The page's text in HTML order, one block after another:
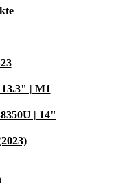
| M1
| 14"